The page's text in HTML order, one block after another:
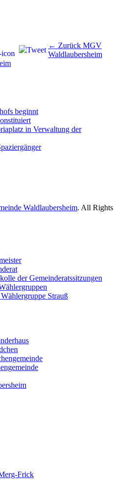
← Zurück
Beitrag:
MGV
Waldlaubersheim
beginnt
in Verwaltung der
Waldlaubersheim. All Rights
der Gemeinderatssitzungen
Strauß
Frick